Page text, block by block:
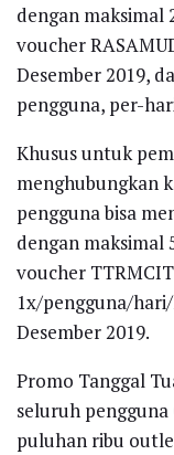
dengan maksimal
voucher
Desember 2019,
pengguna, per-
Khusus untuk
menghubungkan
pengguna bisa
dengan maksimal
voucher
1x/pengguna/
Desember 2019.
Promo Tanggal
seluruh
puluhan ribu